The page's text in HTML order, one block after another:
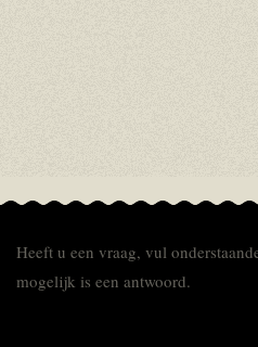
Heeft u een vraag, vul
mogelijk is een antwoord.